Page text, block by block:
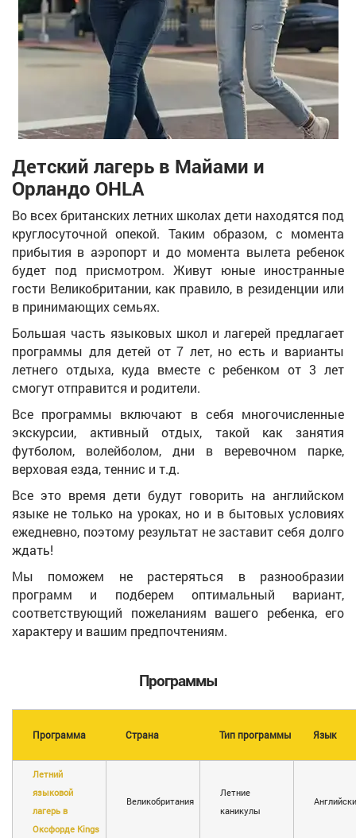
Детский лагерь в Майами и
Орландо OHLA
Во всех британских летних школах дети находятся под
круглосуточной опекой. Таким образом, с момента
прибытия в аэропорт и до момента вылета ребенок
будет под присмотром. Живут юные иностранные
гости Великобритании, как правило, в резиденции или
в принимающих семьях.
Большая часть языковых школ и лагерей предлагает
программы для детей от 7 лет, но есть и варианты
летнего отдыха, куда вместе с ребенком от 3 лет
смогут отправится и родители.
Все программы включают в себя многочисленные
экскурсии, активный отдых, такой как занятия
футболом, волейболом, дни в веревочном парке,
верховая езда, теннис и т.д.
Все это время дети будут говорить на английском
языке не только на уроках, но и в бытовых условиях
ежедневно, поэтому результат не заставит себя долго
ждать!
Мы поможем не растеряться в разнообразии
программ и подберем оптимальный вариант,
соответствующий пожеланиям вашего ребенка, его
характеру и вашим предпочтениям.
Программы
Программа Страна Тип программы Язык
Летний
языковой
лагерь в
Оксфорде Kings
Великобритания
Летние
каникулы